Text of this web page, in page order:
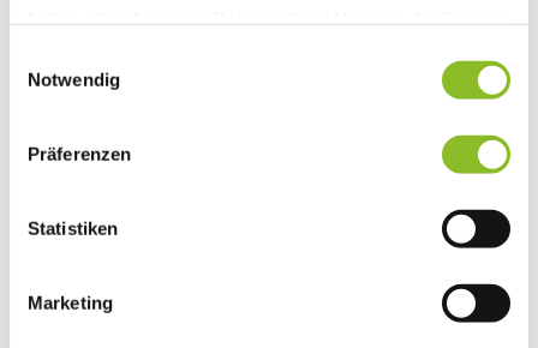
Notwendig
Präferenzen
Statistiken
Marketing
Vereinsleben
Veranstaltungen
Unternehmen & Standort